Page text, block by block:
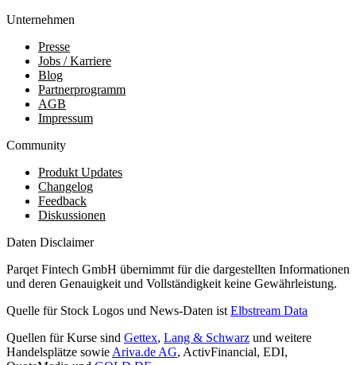
Unternehmen
Presse
Jobs / Karriere
Blog
Partnerprogramm
AGB
Impressum
Community
Produkt Updates
Changelog
Feedback
Diskussionen
Daten Disclaimer
Parqet Fintech GmbH übernimmt für die dargestellten Informationen
und deren Genauigkeit und Vollständigkeit keine Gewährleistung.
Quelle für Stock Logos und News-Daten ist Elbstream Data
Quellen für Kurse sind Gettex, Lang & Schwarz und weitere
Handelsplätze sowie Ariva.de AG, ActivFinancial, EDI,